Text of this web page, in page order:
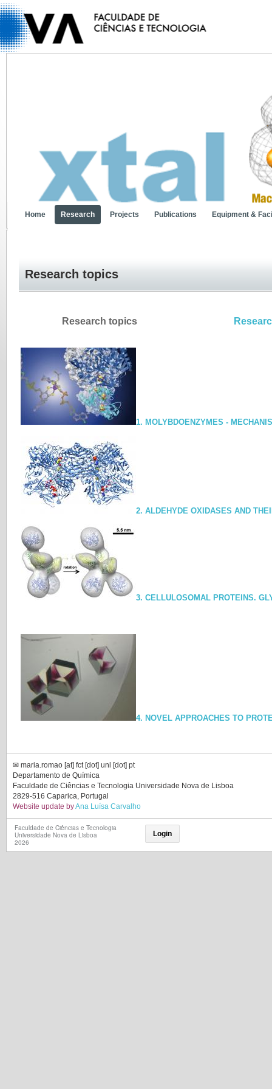
Home Research Projects Publications Equipment &
Research topics
Research topics
1. MOLYBDOENZYMES -
2. ALDEHYDE OXIDASES AND
3. CELLULOSOMAL PROTEINS.
4. NOVEL APPROACHES TO
✉︎ maria.romao [at] fct [dot] unl [dot] pt
Departamento de Química
Faculdade de Ciências e Tecnologia Universidade Nova de Lisboa
2829-516 Caparica, Portugal
Website update byAna Luísa Carvalho
Faculdade de Ciências e Tecnologia
Universidade Nova de Lisboa
2026
Login